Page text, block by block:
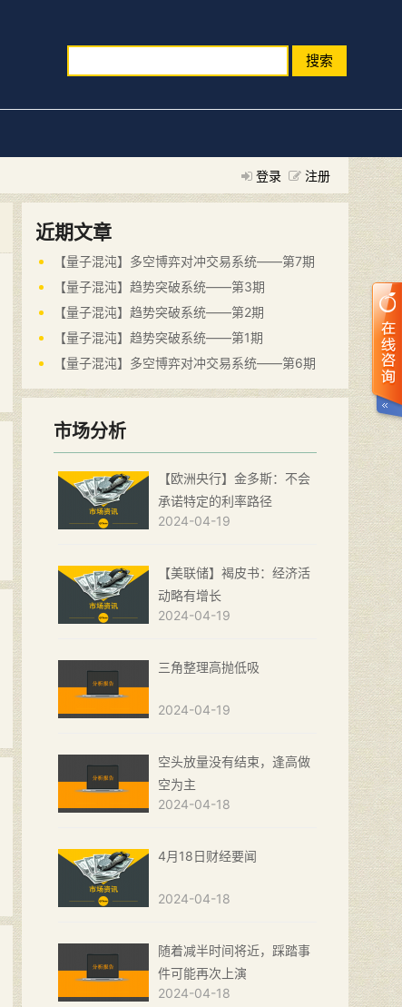
搜索
登录 注册
近期文章
【量子混沌】多空博弈对冲交易系统——第7期
【量子混沌】趋势突破系统——第3期
【量子混沌】趋势突破系统——第2期
【量子混沌】趋势突破系统——第1期
【量子混沌】多空博弈对冲交易系统——第6期
市场分析
【欧洲央行】金多斯：不会
承诺特定的利率路径
2024-04-19
【美联储】褐皮书：经济活
动略有增长
2024-04-19
三角整理高抛低吸
2024-04-19
空头放量没有结束，逢高做
空为主
2024-04-18
4月18日财经要闻
2024-04-18
随着减半时间将近，踩踏事
件可能再次上演
2024-04-18